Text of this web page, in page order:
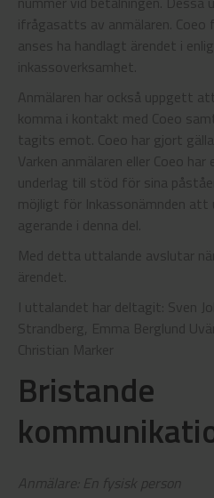
ifrågasatts av anmälaren. Coeo
anses ha handlagt ärendet i
inkassoverksamhet.
Anmälaren har också uppgett
komma i kontakt med Coeo
tagits emot. Coeo har gjort
Varken anmälaren eller Coeo
underlag till stöd för sina
möjligt för Inkassonämnden att
agerande i denna del.
Med detta uttalande avslutar
ärendet.
I uttalandet har deltagit: Sven
Strandberg, Emma Berglund
Christian Marker
Bristande
Anmälare: En fysisk person